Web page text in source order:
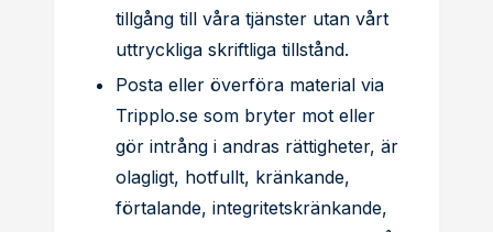
tillgång till våra tjänster utan vårt
uttryckliga skriftliga tillstånd.
Posta eller överföra material via
Tripplo.se som bryter mot eller
gör intrång i andras rättigheter, är
olagligt, hotfullt, kränkande,
förtalande, integritetskränkande,